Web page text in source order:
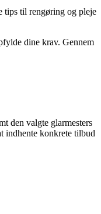
tips til rengøring og pleje
dine krav. Gennem
den valgte glarmesters
indhente konkrete tilbud